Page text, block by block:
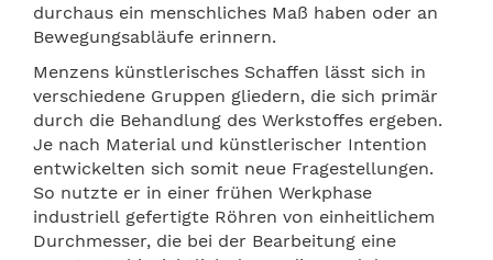
durchaus ein menschliches Maß haben oder an
Bewegungsabläufe erinnern.
Menzens künstlerisches Schaffen lässt sich in
verschiedene Gruppen gliedern, die sich primär
durch die Behandlung des Werkstoffes ergeben.
Je nach Material und künstlerischer Intention
entwickelten sich somit neue Fragestellungen.
So nutzte er in einer frühen Werkphase
industriell gefertigte Röhren von einheitlichem
Durchmesser, die bei der Bearbeitung eine